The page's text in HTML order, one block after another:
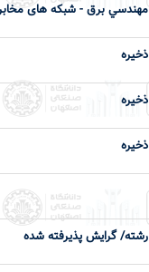
مهندسي برق - شبکه های
ذخیره
ذخیره
ذخیره
رشته/ گرایش پذیرفته شده